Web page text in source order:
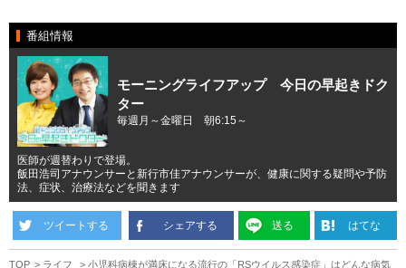
番組情報
モーニングライフアップ 今日の早起きドク
ター
毎週月～金曜日 朝6:15～
医師が週替わりで登場。
飯田浩司アナウンサーと新行市佳アナウンサーが、健康に関する疑問や予防
法、症状、治療法などを聞きます
ツイートする シェアする 送る はてな
TOP ライフ 小児科病棟が満床になる流行の「RSウイルス感染症」はどんな病気